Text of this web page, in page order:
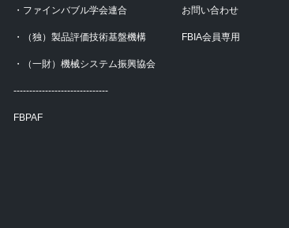
・ファインバブル学会連合
・（独）製品評価技術基盤機構
・（一財）機械システム振興協会
------------------------------
FBPAF
お問い合わせ
FBIA会員専用